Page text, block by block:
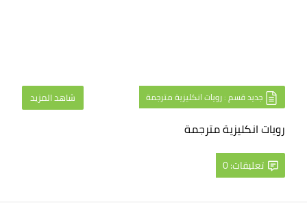
جديد قسم : رويات انكليزية مترجمة شاهد المزيد
رويات انكليزية مترجمة
تعليقات: 0